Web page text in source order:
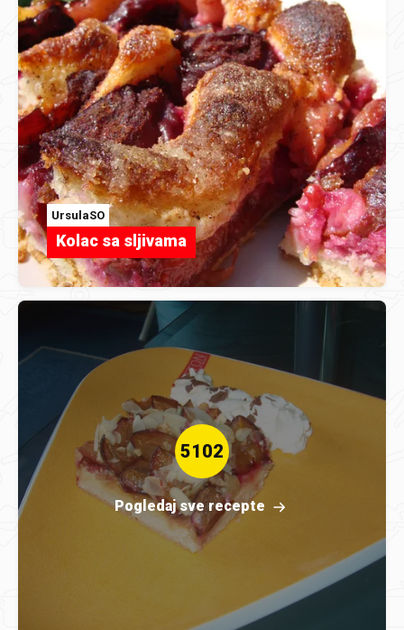
UrsulaSO
Kolac sa sljivama
5102
Pogledaj sve recepte